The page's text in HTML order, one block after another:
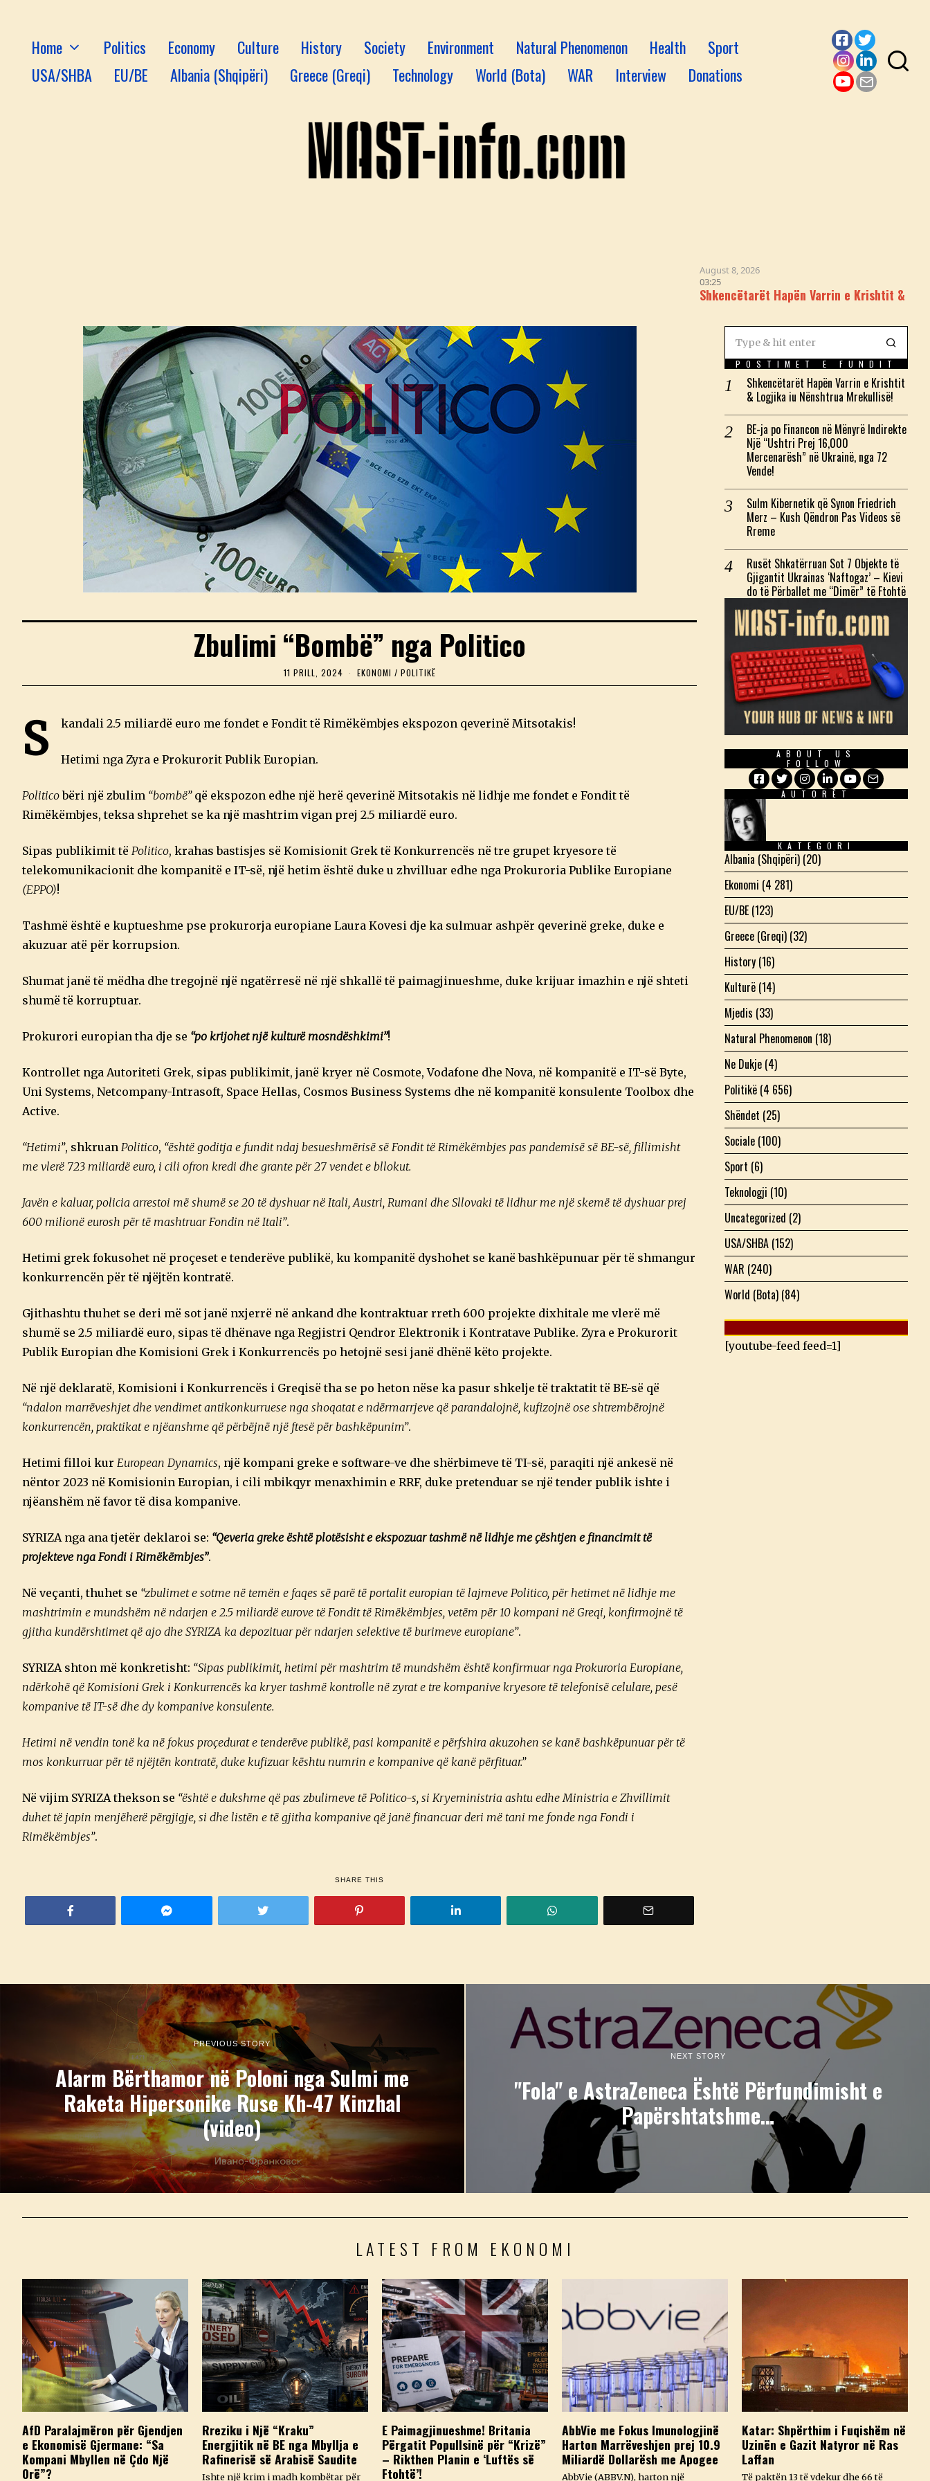
Home Politics Economy Culture History Society Environment Natural Phenomenon Health
Sport
USA/SHBA
EU/BE Albania (Shqipëri) Greece (Greqi) Technology World (Bota) WAR Interview Donations
Facebook
Twitter
Instagram
LinkedIn
August 8, 2026
Shkencëtarët Hapën Varrin e Krishtit & Logjika iu
Zbulimi “Bombë” nga Politico
11 PRILL, 2024
1
L
4
EKONOMI / POLITIKË
S kandali 2.5 miliardë euro me fondet e Fondit të Rimëkëmbjes ekspozon qeverinë Mitsotakis!
Hetimi nga Zyra e Prokurorit Publik Europian.
Politicobëri një zbulim “bombë” që ekspozon edhe një herë qeverinë Mitsotakis në lidhje me fondet e Fondit të
Rimëkëmbjes, teksa shprehet se ka një mashtrim vigan prej 2.5 miliardë euro.
Sipas publikimit të Politico, krahas bastisjes së Komisionit Grek të Konkurrencës në tre grupet kryesore të
telekomunikacionit dhe kompanitë e IT-së, një hetim është duke u zhvilluar edhe nga Prokuroria Publike Europiane
(EPPO)!
Tashmë është e kuptueshme pse prokurorja europiane Laura Kovesi dje ka sulmuar ashpër qeverinë greke, duke e
akuzuar atë për korrupsion.
Shumat janë të mëdha dhe tregojnë një ngatërresë në një shkallë të paimagjinueshme, duke krijuar imazhin e një shteti
shumë të korruptuar.
Prokurori europian tha dje se “po krijohet një kulturë mosndëshkimi”!
Kontrollet nga Autoriteti Grek, sipas publikimit, janë kryer në Cosmote, Vodafone dhe Nova, në kompanitë e IT-së Byte,
Uni Systems, Netcompany-Intrasoft, Space Hellas, Cosmos Business Systems dhe në kompanitë konsulente Toolbox dhe
Active.
“Hetimi”, shkruan Politico, “është goditja e fundit ndaj besueshmërisë së Fondit të Rimëkëmbjes pas pandemisë së BE-së, fillimisht
me vlerë 723 miliardë euro, i cili ofron kredi dhe grante për 27 vendet e bllokut.
Javën e kaluar, policia arrestoi më shumë se 20 të dyshuar në Itali, Austri, Rumani dhe Sllovaki të lidhur me një skemë të dyshuar prej
600 milionë eurosh për të mashtruar Fondin në Itali”.
Hetimi grek fokusohet në proçeset e tenderëve publikë, ku kompanitë dyshohet se kanë bashkëpunuar për të shmangur
konkurrencën për të njëjtën kontratë.
Gjithashtu thuhet se deri më sot janë nxjerrë në ankand dhe kontraktuar rreth 600 projekte dixhitale me vlerë më
shumë se 2.5 miliardë euro, sipas të dhënave nga Regjistri Qendror Elektronik i Kontratave Publike. Zyra e Prokurorit
Publik Europian dhe Komisioni Grek i Konkurrencës po hetojnë sesi janë dhënë këto projekte.
Në një deklaratë, Komisioni i Konkurrencës i Greqisë tha se po heton nëse ka pasur shkelje të traktatit të BE-së që
“ndalon marrëveshjet dhe vendimet antikonkurruese nga shoqatat e ndërmarrjeve që parandalojnë, kufizojnë ose shtrembërojnë
konkurrencën, praktikat e njëanshme që përbëjnë një ftesë për bashkëpunim”.
Hetimi filloi kur European Dynamics, një kompani greke e software-ve dhe shërbimeve të TI-së, paraqiti një ankesë në
nëntor 2023 në Komisionin Europian, i cili mbikqyr menaxhimin e RRF, duke pretenduar se një tender publik ishte i
njëanshëm në favor të disa kompanive.
SYRIZA nga ana tjetër deklaroi se: “Qeveria greke është plotësisht e ekspozuar tashmë në lidhje me çështjen e financimit të
projekteve nga Fondi i Rimëkëmbjes”.
Në veçanti, thuhet se “zbulimet e sotme në temën e faqes së parë të portalit europian të lajmeve Politico, për hetimet në lidhje me
mashtrimin e mundshëm në ndarjen e 2.5 miliardë eurove të Fondit të Rimëkëmbjes, vetëm për 10 kompani në Greqi, konfirmojnë të
gjitha kundërshtimet që ajo dhe SYRIZA ka depozituar për ndarjen selektive të burimeve europiane”.
SYRIZA shton më konkretisht: “Sipas publikimit, hetimi për mashtrim të mundshëm është konfirmuar nga Prokuroria Europiane,
ndërkohë që Komisioni Grek i Konkurrencës ka kryer tashmë kontrolle në zyrat e tre kompanive kryesore të telefonisë celulare, pesë
kompanive të IT-së dhe dy kompanive konsulente.
Hetimi në vendin tonë ka në fokus proçedurat e tenderëve publikë, pasi kompanitë e përfshira akuzohen se kanë bashkëpunuar për të
mos konkurruar për të njëjtën kontratë, duke kufizuar kështu numrin e kompanive që kanë përfituar.”
Në vijim SYRIZA thekson se “është e dukshme që pas zbulimeve të Politico-s, si Kryeministria ashtu edhe Ministria e Zhvillimit
duhet të japin menjëherë përgjigje, si dhe listën e të gjitha kompanive që janë financuar deri më tani me fonde nga Fondi i
Rimëkëmbjes”.
SHARE THIS
POSTIMET E FUNDIT
Shkencëtarët Hapën Varrin e Krishtit
& Logjika iu Nënshtrua Mrekullisë!
BE-ja po Financon në Mënyrë Indirekte
Një “Ushtri Prej 16,000
Mercenarësh” në Ukrainë, nga 72
Vende!
Sulm Kibernetik që Synon Friedrich
Merz – Kush Qëndron Pas Videos së
Rreme
Rusët Shkatërruan Sot 7 Objekte të
Gjigantit Ukrainas ‘Naftogaz’ – Kievi
do të Përballet me “Dimër” të Ftohtë
ABOUT US
FOLLOW
Facebook
TwitterInstagram
LinkedIn
YouTube
Email
AUTORËT
KATEGORI
Albania (Shqipëri) (20)
Ekonomi (4 281)
EU/BE (123)
Greece (Greqi) (32)
History (16)
Kulturë (14)
Mjedis (33)
Natural Phenomenon (18)
Ne Dukje (4)
Politikë (4 656)
Shëndet (25)
Sociale (100)
Sport (6)
Teknologji (10)
Uncategorized (2)
USA/SHBA (152)
WAR (240)
World (Bota) (84)
[youtube-feed feed=1]
PREVIOUS STORY
Alarm Bërthamor në Poloni nga Sulmi me
Raketa Hipersonike Ruse Kh-47 Kinzhal
(video)
NEXT STORY
"Fola" e AstraZeneca Është Përfundimisht e
Papërshtatshme…
LATEST FROM EKONOMI
AfD Paralajmëron për Gjendjen
e Ekonomisë Gjermane: “Sa
Kompani Mbyllen në Çdo Një
Orë”?
Rreziku i Një “Kraku”
Energjitik në BE nga Mbyllja e
Rafinerisë së Arabisë Saudite
Ishte një krim i madh kombëtar për
E Paimagjinueshme! Britania
Përgatit Popullsinë për “Krizë”
– Rikthen Planin e ‘Luftës së
Ftohtë’!
AbbVie me Fokus Imunologjinë
Harton Marrëveshjen prej 10.9
Miliardë Dollarësh me Apogee
AbbVie (ABBV.N), harton një
Katar: Shpërthim i Fuqishëm në
Uzinën e Gazit Natyror në Ras
Laffan
Të paktën 13 të vdekur dhe 66 të